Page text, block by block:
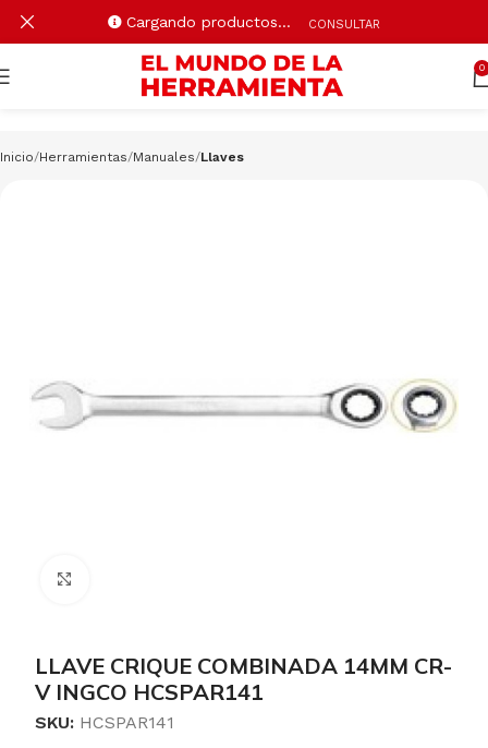
0
Inicio Herramientas Manuales Llaves
LLAVE CRIQUE COMBINADA 14MM CR-
V INGCO HCSPAR141
SKU: HCSPAR141
Cargando productos… CONSULTAR